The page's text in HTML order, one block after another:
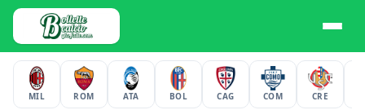
MIL ROM ATA BOL CAG COM CRE